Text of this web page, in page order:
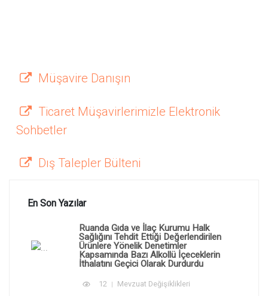
Müşavire Danışın
Ticaret Müşavirlerimizle Elektronik
Sohbetler
Dış Talepler Bülteni
En Son Yazılar
Ruanda Gıda ve İlaç Kurumu Halk
Sağlığını Tehdit Ettiği Değerlendirilen
Ürünlere Yönelik Denetimler
Kapsamında Bazı Alkollü İçeceklerin
İthalatını Geçici Olarak Durdurdu
12 Mevzuat Değişiklikleri